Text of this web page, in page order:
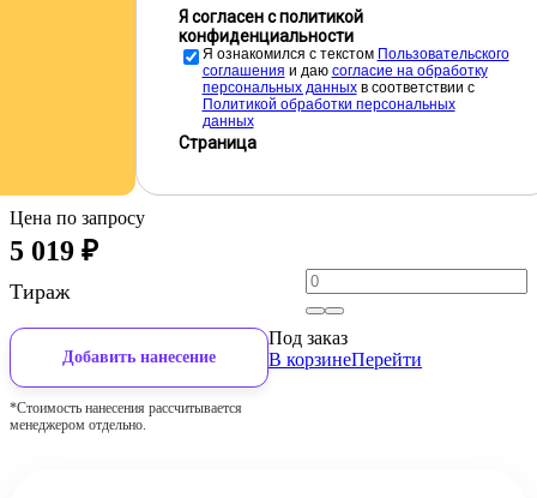
Я согласен с политикой
конфиденциальности
Я ознакомился с текстом Пользовательского
соглашения и даю cогласие на обработку
персональных данныхв соответствии с
Политикой обработки персональных
данных
Страница
Цена по запросу
5 019 ₽
Тираж
Добавить нанесение
*Стоимость нанесения рассчитывается
менеджером отдельно.
Под заказ
В корзинеПерейти